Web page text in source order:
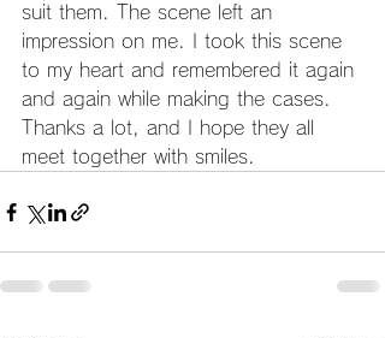
suit them. The scene left an
impression on me. I took this scene
to my heart and remembered it again
and again while making the cases.
Thanks a lot, and I hope they all
meet together with smiles.